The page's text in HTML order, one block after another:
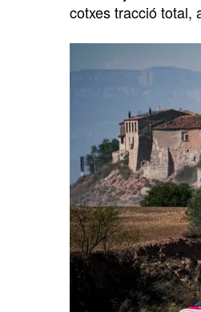
cotxes tracció total,